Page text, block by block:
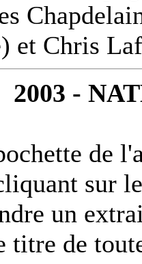
et Chris
2003 -
de
sur
un
titre de